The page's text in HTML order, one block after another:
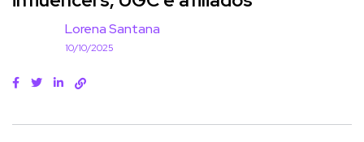
Lorena Santana
10/10/2025